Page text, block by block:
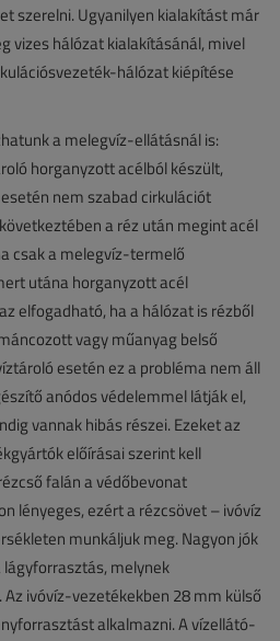
szerelni. Ugyanilyen kialakítást már
vizes hálózat kialakításánál, mivel
hálózat kiépítése
a melegvíz-ellátásnál is:
horganyzott acélból készült,
nem szabad cirkulációt
a réz után megint acél
csak a melegvíz-termelő
utána horganyzott acél
elfogadható, ha a hálózat is rézből
vagy műanyag belső
esetén ez a probléma nem áll
anódos védelemmel látják el,
vannak hibás részei. Ezeket az
előírásai szerint kell
falán a védőbevonat
lényeges, ezért a rézcsövet – ivóvíz
munkáljuk meg. Nagyon jók
lágyforrasztás, melynek
ivóvíz-vezetékekben 28 mm külső
alkalmazni. A vízellátó-